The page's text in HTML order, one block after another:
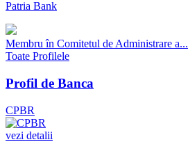
Patria Bank
Membru în Comitetul de Administrare a...
Toate Profilele
Profil de Banca
CPBR
vezi detalii